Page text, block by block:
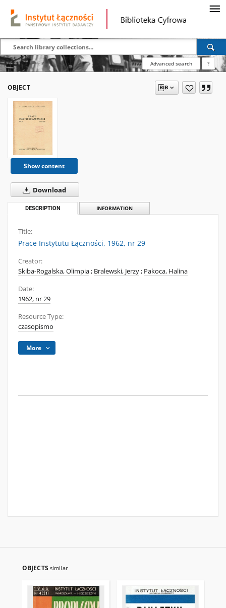
Advanced search ?
OBJECT
Show content
Download
DESCRIPTION INFORMATION
Title:
Prace Instytutu Łączności, 1962, nr 29
Creator:
Skiba-Rogalska, Olimpia; Bralewski, Jerzy; Pakoca, Halina
Date:
1962, nr 29
Resource Type:
czasopismo
More
OBJECTS similar